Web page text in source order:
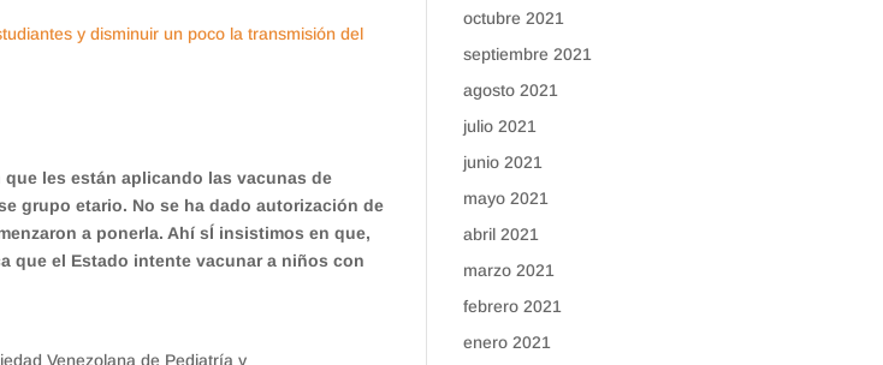
y disminuir un poco la transmisión del
les están aplicando las vacunas de
grupo etario. No se ha dado autorización de
a ponerla. Ahí sÍ insistimos en que,
que el Estado intente vacunar a niños con
Venezolana de Pediatría y
octubre 2021
septiembre 2021
agosto 2021
julio 2021
junio 2021
mayo 2021
abril 2021
marzo 2021
febrero 2021
enero 2021